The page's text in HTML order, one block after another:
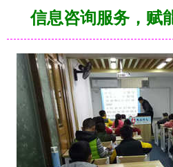
信息咨询服务，赋